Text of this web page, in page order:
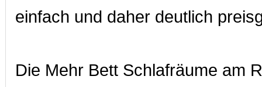
einfach und daher deutlich
Die Mehr Bett Schlafräume am